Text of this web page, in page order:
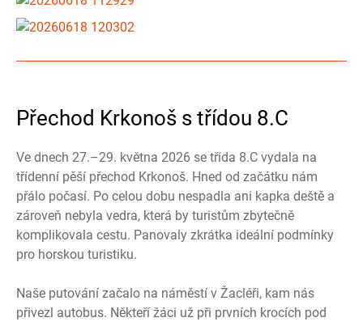
Přechod Krkonoš s třídou 8.C
Ve dnech 27.–29. května 2026 se třída 8.C vydala na
třídenní pěší přechod Krkonoš. Hned od začátku nám
přálo počasí. Po celou dobu nespadla ani kapka deště a
zároveň nebyla vedra, která by turistům zbytečně
komplikovala cestu. Panovaly zkrátka ideální podmínky
pro horskou turistiku.
Naše putování začalo na náměstí v Žacléři, kam nás
přivezl autobus. Někteří žáci už při prvních krocích pod